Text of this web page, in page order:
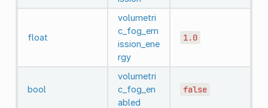
float
volumetri
c_fog_em
ission_ene
rgy
1.0
bool
volumetri
c_fog_en
abled
false